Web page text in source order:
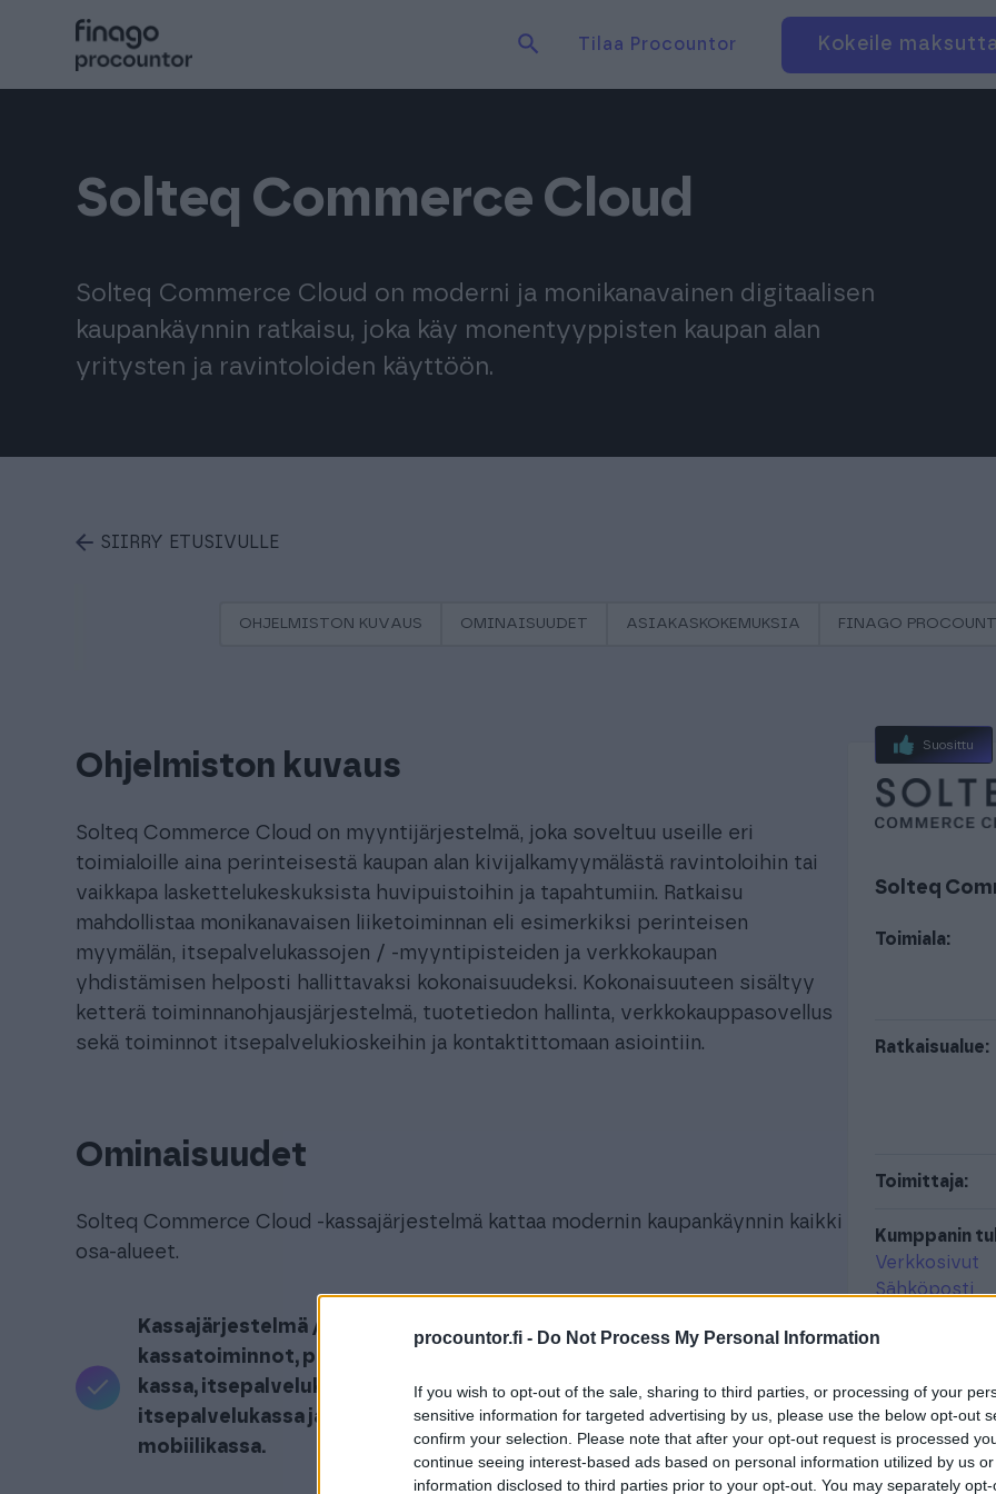
procountor.fi - Do Not Process My Personal Information
If you wish to opt-out of the sale, sharing to third parties, or processing of your
sensitive information for targeted advertising by us, please use the below opt-out
confirm your selection. Please note that after your opt-out request is processed
continue seeing interest-based ads based on personal information utilized by us
information disclosed to third parties prior to your opt-out. You may separately
sisältöön
Tilaa Procountor Kokeile
Solteq Commerce Cloud
Solteq Commerce Cloud on moderni ja monikanavainen digitaalisen
kaupankäynnin ratkaisu, joka käy monentyyppisten kaupan alan
yritysten ja ravintoloiden käyttöön.
SIIRRY ETUSIVULLE
OHJELMISTON KUVAUS OMINAISUUDET ASIAKASKOKEMUKSIA FINAGO
Ohjelmiston kuvaus
Solteq Commerce Cloud on myyntijärjestelmä, joka soveltuu useille eri
toimialoille aina perinteisestä kaupan alan kivijalkamyymälästä ravintoloihin tai
vaikkapa laskettelukeskuksista huvipuistoihin ja tapahtumiin. Ratkaisu
mahdollistaa monikanavaisen liiketoiminnan eli esimerkiksi perinteisen
myymälän, itsepalvelukassojen / -myyntipisteiden ja verkkokaupan
yhdistämisen helposti hallittavaksi kokonaisuudeksi. Kokonaisuuteen sisältyy
ketterä toiminnanohjausjärjestelmä, tuotetiedon hallinta, verkkokauppasovellus
sekä toiminnot itsepalvelukioskeihin ja kontaktittomaan asiointiin.
Ominaisuudet
Solteq Commerce Cloud -kassajärjestelmä kattaa modernin kaupankäynnin kaikki
osa-alueet.
Kassajärjestelmä /
kassatoiminnot, perinteinen
kassa, itsepalvelukioski tai
itsepalvelukassa ja
mobiilikassa.
Myynnin, tilausten ja
tuotetiedon ja
varastonhallinta.
Suosittu
Solteq
Toimiala:
Ratkaisualue:
Toimittaja:
Kumppanin
Verkkosivut
Sähköposti
Oletko jo
yhteydessä
Procountor-
löydättäältä.
Hae tuotteita verkkosivuilta
Kirjaudu
Sopimuskone
Allekirjoitus